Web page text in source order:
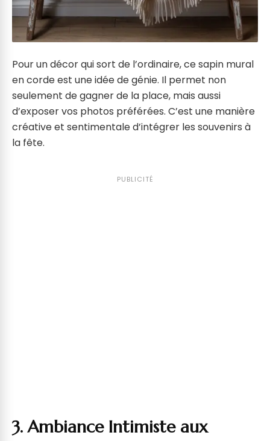
Pour un décor qui sort de l’ordinaire, ce sapin mural
en corde est une idée de génie. Il permet non
seulement de gagner de la place, mais aussi
d’exposer vos photos préférées. C’est une manière
créative et sentimentale d’intégrer les souvenirs à
la fête.
PUBLICITÉ
3. Ambiance Intimiste aux